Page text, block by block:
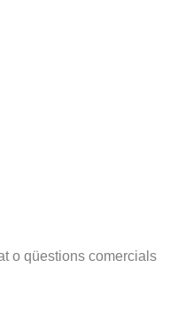
o qüestions comercials